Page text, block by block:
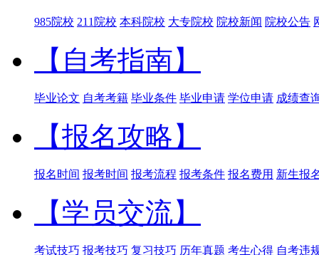
985院校 211院校 本科院校 大专院校 院校新闻 院校公告
【自考指南】
毕业论文 自考考籍 毕业条件 毕业申请 学位申请 成绩查
【报名攻略】
报名时间 报考时间 报考流程 报考条件 报名费用 新生报
【学员交流】
考试技巧 报考技巧 复习技巧 历年真题 考生心得 自考违